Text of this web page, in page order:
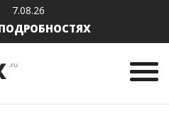
7.08.26